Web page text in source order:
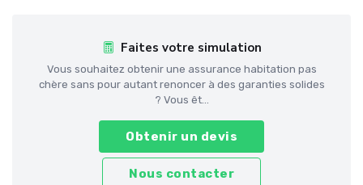
Faites votre simulation
Vous souhaitez obtenir une assurance habitation pas
chère sans pour autant renoncer à des garanties solides
? Vous êt...
Obtenir un devis
Nous contacter